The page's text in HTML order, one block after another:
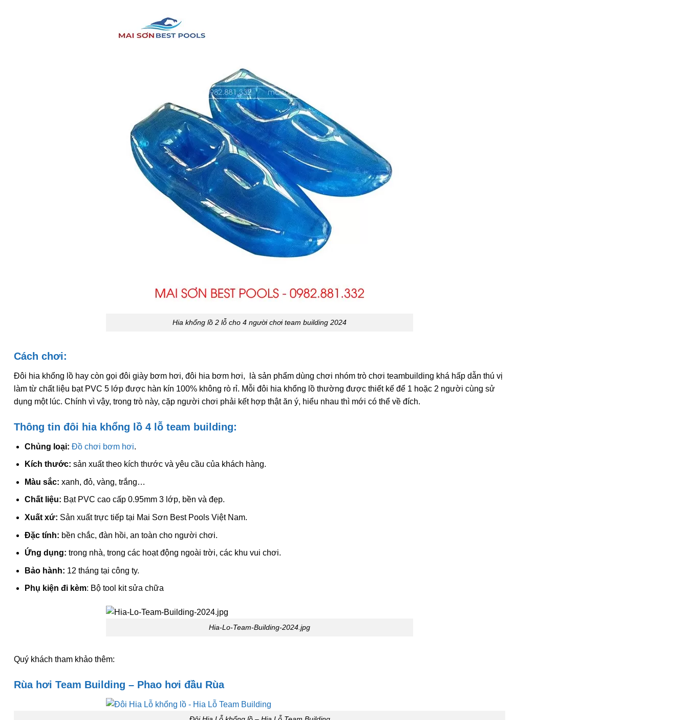
Hia khổng lồ 2 lỗ cho 4 người chơi team building 2024
Cách chơi:
Đôi hia khổng lồ hay còn gọi đôi giày bơm hơi, đôi hia bơm hơi, là sản phẩm dùng chơi nhóm trò chơi teambuilding khá hấp dẫn thú vị
làm từ chất liệu bạt PVC 5 lớp được hàn kín 100% không rò rỉ. Mỗi đôi hia khổng lồ thường được thiết kế để 1 hoặc 2 người cùng sử
dụng một lúc. Chính vì vậy, trong trò này, cặp người chơi phải kết hợp thật ăn ý, hiểu nhau thì mới có thể về đích.
Thông tin đôi hia khổng lồ 4 lỗ team building:
Chủng loại: Đồ chơi bơm hơi.
Kích thước: sản xuất theo kích thước và yêu cầu của khách hàng.
Màu sắc: xanh, đỏ, vàng, trắng…
Chất liệu: Bạt PVC cao cấp 0.95mm 3 lớp, bền và đẹp.
Xuất xứ: Sản xuất trực tiếp tại Mai Sơn Best Pools Việt Nam.
Đặc tính: bền chắc, đàn hồi, an toàn cho người chơi.
Ứng dụng: trong nhà, trong các hoạt động ngoài trời, các khu vui chơi.
Bảo hành: 12 tháng tại công ty.
Phụ kiện đi kèm: Bộ tool kit sửa chữa
Hia-Lo-Team-Building-2024.jpg
Quý khách tham khảo thêm:
Rùa hơi Team Building – Phao hơi đầu Rùa